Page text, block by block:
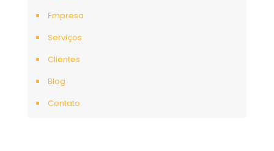
Empresa
Serviços
Clientes
Blog
Contato